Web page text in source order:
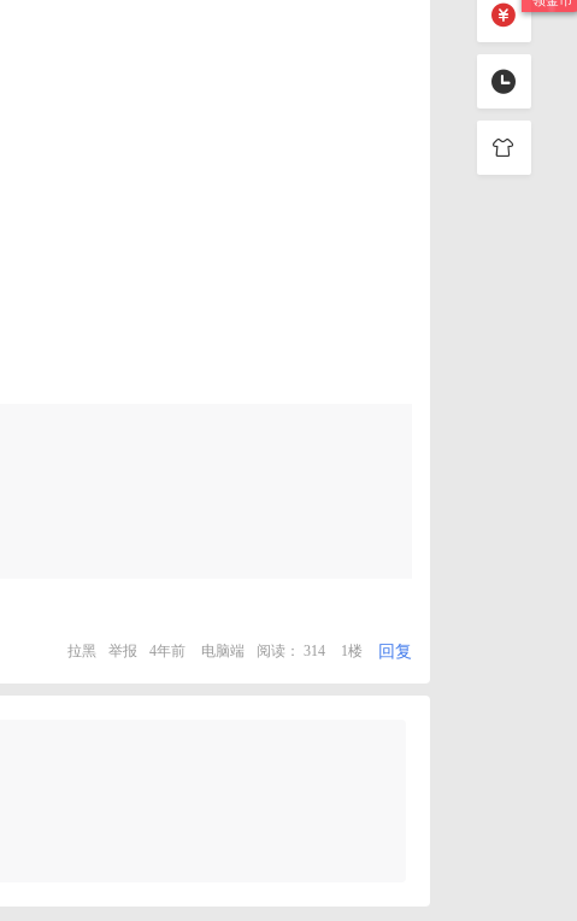
拉黑 举报 4年前 电脑端 阅读： 314 1楼 回复